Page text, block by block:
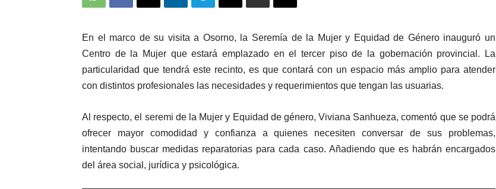
En el marco de su visita a Osorno, la Seremía de la Mujer y Equidad de Género inauguró un
Centro de la Mujer que estará emplazado en el tercer piso de la gobernación provincial. La
particularidad que tendrá este recinto, es que contará con un espacio más amplio para atender
con distintos profesionales las necesidades y requerimientos que tengan las usuarias.
Al respecto, el seremi de la Mujer y Equidad de género, Viviana Sanhueza, comentó que se podrá
ofrecer mayor comodidad y confianza a quienes necesiten conversar de sus problemas,
intentando buscar medidas reparatorias para cada caso. Añadiendo que es habrán encargados
del área social, jurídica y psicológica.